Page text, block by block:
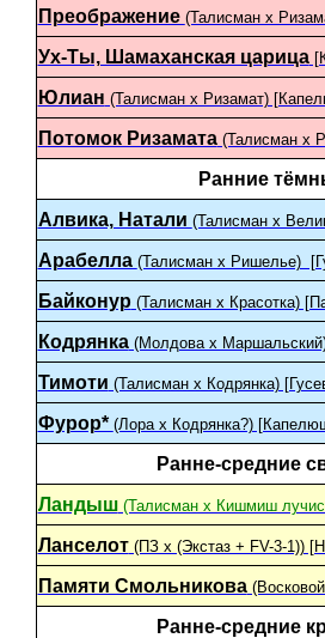
Преображение (Талисман х
Ух-Ты, Шамаханская царица
Юлиан (Талисман х Ризамат)
Потомок Ризамата(Талисман х
Ранние
Алвика, Натали (Талисман х
Арабелла (Талисман х Ришелье)
Байконур(Талисман х Красотка)
Кодрянка(Молдова x
Тимоти (Талисман х Кодрянка)
Фурор* (Лора x Кодрянка?)
Ранне-средние
Ландыш(Талисман х Кишмиш
Ланселот(ПЗ x (Экстаз + FV-3-1))
Памяти Смольникова
Ранне-средние